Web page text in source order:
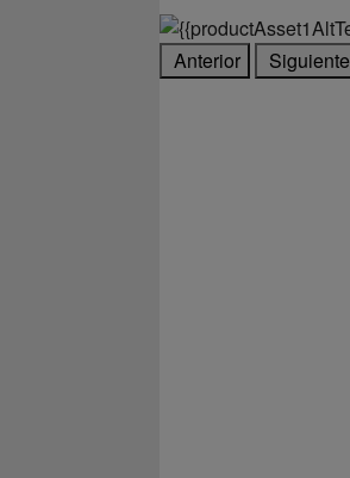
Anterior Siguiente